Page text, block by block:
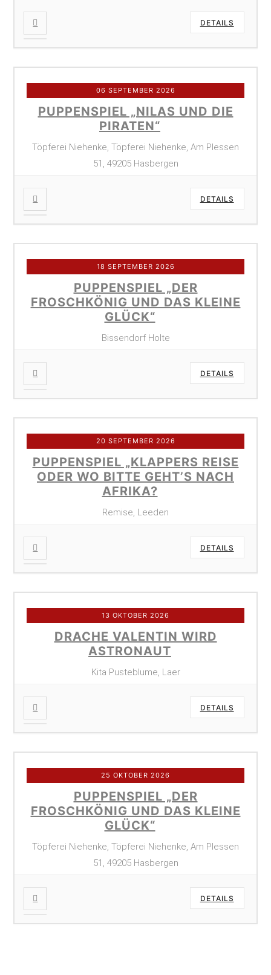
DETAILS
06 SEPTEMBER 2026
PUPPENSPIEL „NILAS UND DIE
PIRATEN“
Töpferei Niehenke, Töpferei Niehenke, Am Plessen
51, 49205 Hasbergen
DETAILS
18 SEPTEMBER 2026
PUPPENSPIEL „DER
FROSCHKÖNIG UND DAS KLEINE
GLÜCK“
Bissendorf Holte
DETAILS
20 SEPTEMBER 2026
PUPPENSPIEL „KLAPPERS REISE
ODER WO BITTE GEHT’S NACH
AFRIKA?
Remise, Leeden
DETAILS
13 OKTOBER 2026
DRACHE VALENTIN WIRD
ASTRONAUT
Kita Pusteblume, Laer
DETAILS
25 OKTOBER 2026
PUPPENSPIEL „DER
FROSCHKÖNIG UND DAS KLEINE
GLÜCK“
Töpferei Niehenke, Töpferei Niehenke, Am Plessen
51, 49205 Hasbergen
DETAILS